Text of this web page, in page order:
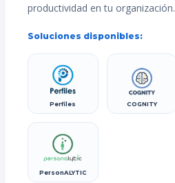
productividad en tu organización.
Soluciones disponibles:
Perfiles COGNITY
PersonALYTIC